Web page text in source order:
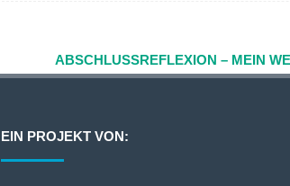
ABSCHLUSSREFLEXION – MEIN
EIN PROJEKT VON: